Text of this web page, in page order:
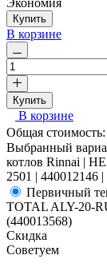
Купить
В корзине
Купить
В корзине
Общая стоимость:
Выбранный
котлов Rinnai |
2501 | 440012146
Первичный
TOTAL ALY-20-
(440013568)
Скидка
Советуем